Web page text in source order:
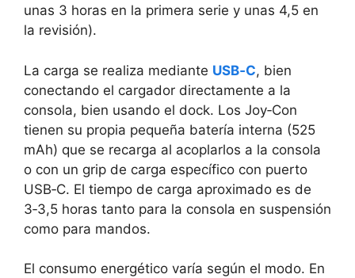
unas 3 horas en la primera serie y unas 4,5 en
la revisión).
La carga se realiza mediante USB‑C, bien
conectando el cargador directamente a la
consola, bien usando el dock. Los Joy‑Con
tienen su propia pequeña batería interna (525
mAh) que se recarga al acoplarlos a la consola
o con un grip de carga específico con puerto
USB‑C. El tiempo de carga aproximado es de
3‑3,5 horas tanto para la consola en suspensión
como para mandos.
El consumo energético varía según el modo. En